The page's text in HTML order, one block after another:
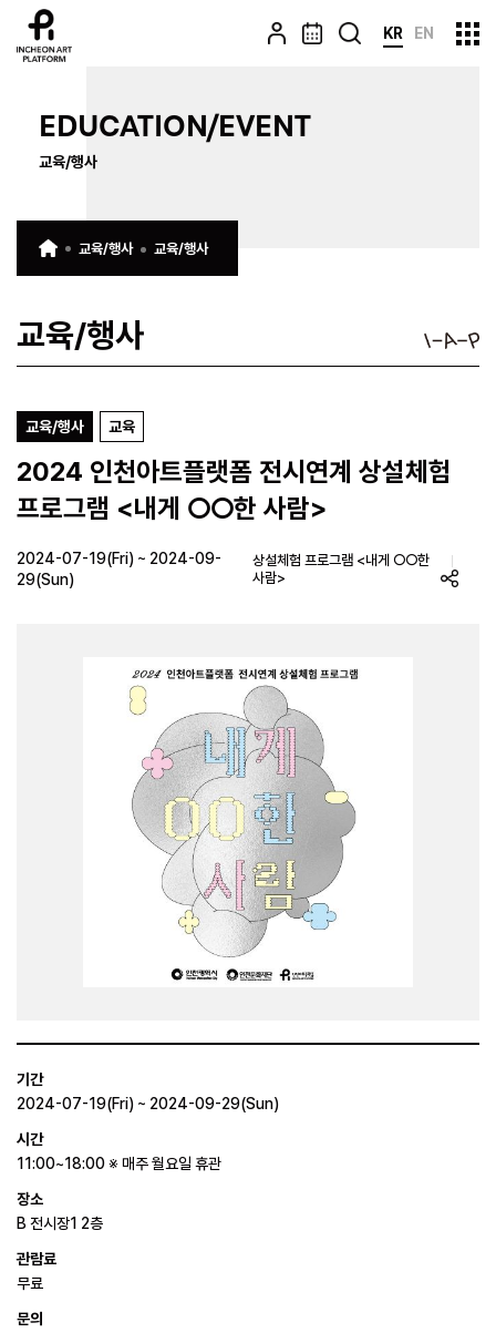
KR EN
EDUCATION/EVENT
교육/행사
교육/행사 교육/행사
교육/행사
교육/행사 교육
2024 인천아트플랫폼 전시연계 상설체험
프로그램 <내게 ○○한 사람>
2024-07-19(Fri) ~ 2024-09-
29(Sun)
상설체험 프로그램 <내게 ○○한
사람>
기간
2024-07-19(Fri) ~ 2024-09-29(Sun)
시간
11:00~18:00 ※ 매주 월요일 휴관
장소
B 전시장1 2층
관람료
무료
문의